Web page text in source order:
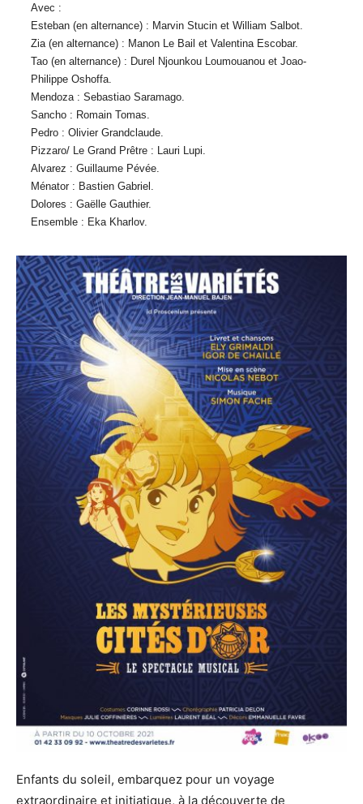
Avec :
Esteban (en alternance) : Marvin Stucin et William Salbot.
Zia (en alternance) : Manon Le Bail et Valentina Escobar.
Tao (en alternance) : Durel Njounkou Loumouanou et Joao-
Philippe Oshoffa.
Mendoza : Sebastiao Saramago.
Sancho : Romain Tomas.
Pedro : Olivier Grandclaude.
Pizzaro/ Le Grand Prêtre : Lauri Lupi.
Alvarez : Guillaume Pévée.
Ménator : Bastien Gabriel.
Dolores : Gaëlle Gauthier.
Ensemble : Eka Kharlov.
Enfants du soleil, embarquez pour un voyage
extraordinaire et initiatique, à la découverte de